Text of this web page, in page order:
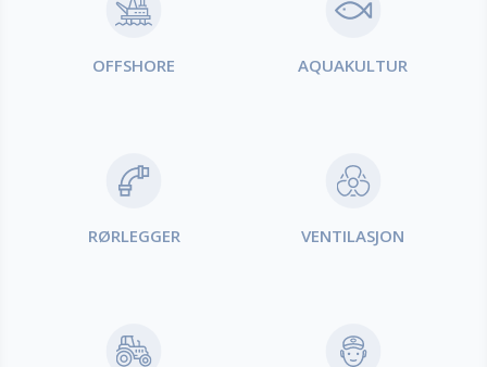
OFFSHORE AQUAKULTUR
RØRLEGGER VENTILASJON